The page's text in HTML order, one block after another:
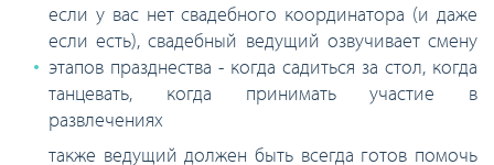
если у вас нет свадебного координатора (и даже
если есть), свадебный ведущий озвучивает смену
этапов празднества - когда садиться за стол, когда
танцевать, когда принимать участие в
развлечениях
также ведущий должен быть всегда готов помочь